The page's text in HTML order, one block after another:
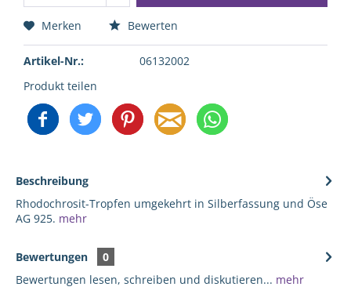
Merken Bewerten
Artikel-Nr.:
06132002
Produkt teilen
Beschreibung
Rhodochrosit-Tropfen umgekehrt in Silberfassung und Öse
AG 925. mehr
Bewertungen
0
Bewertungen lesen, schreiben und diskutieren... mehr